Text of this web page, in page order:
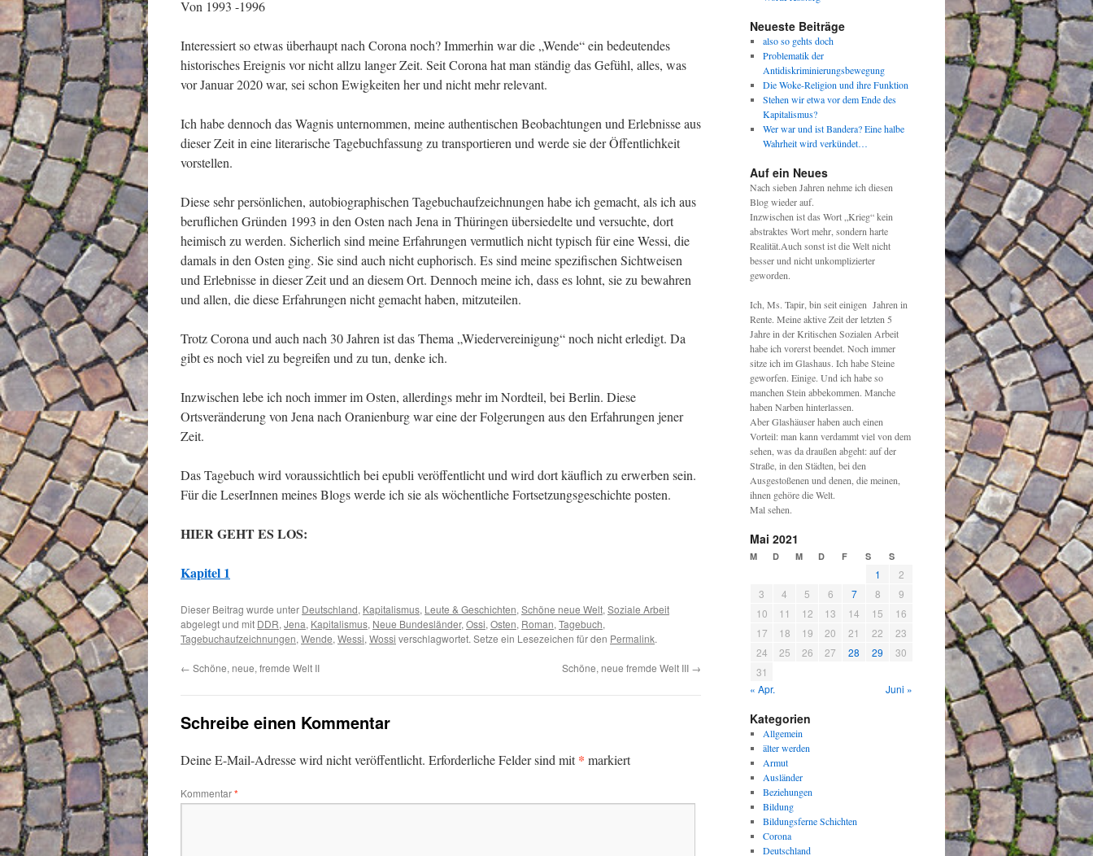
Von 1993 -1996
Interessiert so etwas überhaupt nach Corona noch? Immerhin war die „Wende“ ein bedeutendes
historisches Ereignis vor nicht allzu langer Zeit. Seit Corona hat man ständig das Gefühl, alles, was
vor Januar 2020 war, sei schon Ewigkeiten her und nicht mehr relevant.
Ich habe dennoch das Wagnis unternommen, meine authentischen Beobachtungen und Erlebnisse aus
dieser Zeit in eine literarische Tagebuchfassung zu transportieren und werde sie der Öffentlichkeit
vorstellen.
Diese sehr persönlichen, autobiographischen Tagebuchaufzeichnungen habe ich gemacht, als ich aus
beruflichen Gründen 1993 in den Osten nach Jena in Thüringen übersiedelte und versuchte, dort
heimisch zu werden. Sicherlich sind meine Erfahrungen vermutlich nicht typisch für eine Wessi, die
damals in den Osten ging. Sie sind auch nicht euphorisch. Es sind meine spezifischen Sichtweisen
und Erlebnisse in dieser Zeit und an diesem Ort. Dennoch meine ich, dass es lohnt, sie zu bewahren
und allen, die diese Erfahrungen nicht gemacht haben, mitzuteilen.
Trotz Corona und auch nach 30 Jahren ist das Thema „Wiedervereinigung“ noch nicht erledigt. Da
gibt es noch viel zu begreifen und zu tun, denke ich.
Inzwischen lebe ich noch immer im Osten, allerdings mehr im Nordteil, bei Berlin. Diese
Ortsveränderung von Jena nach Oranienburg war eine der Folgerungen aus den Erfahrungen jener
Zeit.
Das Tagebuch wird voraussichtlich bei epubli veröffentlicht und wird dort käuflich zu erwerben sein.
Für die LeserInnen meines Blogs werde ich sie als wöchentliche Fortsetzungsgeschichte posten.
HIER GEHT ES LOS:
Kapitel 1
Dieser Beitrag wurde unter Deutschland, Kapitalismus, Leute & Geschichten, Schöne neue Welt, Soziale Arbeit
abgelegt und mit DDR, Jena, Kapitalismus, Neue Bundesländer, Ossi, Osten, Roman, Tagebuch,
Tagebuchaufzeichnungen, Wende, Wessi, Wossi verschlagwortet. Setze ein Lesezeichen für den Permalink.
← Schöne, neue, fremde Welt II Schöne, neue fremde Welt III →
Schreibe einen Kommentar
Deine E-Mail-Adresse wird nicht veröffentlicht. Erforderliche Felder sind mit* markiert
Kommentar*
Neueste Beiträge
also so gehts doch
Problematik der
Antidiskriminierungsbewegung
Die Woke-Religion und ihre Funktion
Stehen wir etwa vor dem Ende des
Kapitalismus?
Wer war und ist Bandera? Eine halbe
Wahrheit wird verkündet…
Auf ein Neues
Nach sieben Jahren nehme ich diesen
Blog wieder auf.
Inzwischen ist das Wort „Krieg“ kein
abstraktes Wort mehr, sondern harte
Realität.Auch sonst ist die Welt nicht
besser und nicht unkomplizierter
geworden.
Ich, Ms. Tapir, bin seit einigen Jahren in
Rente. Meine aktive Zeit der letzten 5
Jahre in der Kritischen Sozialen Arbeit
habe ich vorerst beendet. Noch immer
sitze ich im Glashaus. Ich habe Steine
geworfen. Einige. Und ich habe so
manchen Stein abbekommen. Manche
haben Narben hinterlassen.
Aber Glashäuser haben auch einen
Vorteil: man kann verdammt viel von dem
sehen, was da draußen abgeht: auf der
Straße, in den Städten, bei den
Ausgestoßenen und denen, die meinen,
ihnen gehöre die Welt.
Mal sehen.
Mai 2021
M D M D F S S
1
2
3
4 5 6 7 8
9
10
11 12 13 14 15
16
17
18 19 20 21 22
23
24
25 26 27 28 29
30
31
« Apr.
Juni »
Kategorien
Allgemein
älter werden
Armut
Ausländer
Beziehungen
Bildung
Bildungsferne Schichten
Corona
Deutschland